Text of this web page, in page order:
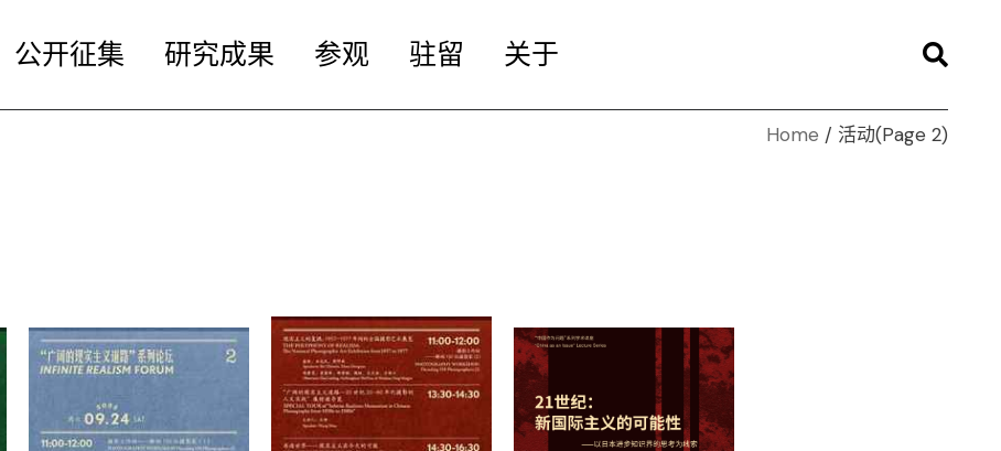
公开征集 研究成果 参观 驻留 关于
Home 活动(Page 2)